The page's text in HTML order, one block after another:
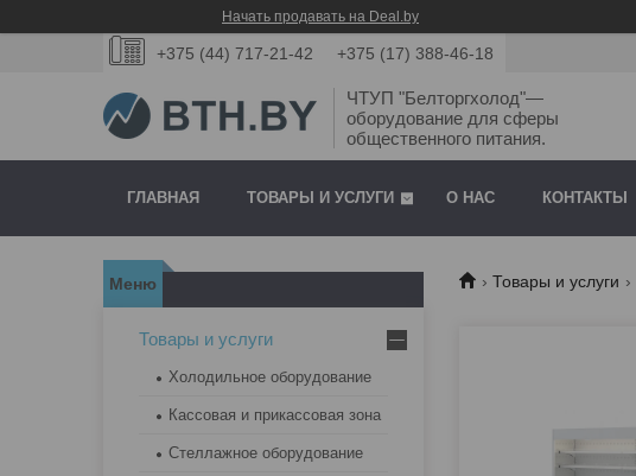
Начать продавать на Deal.by
+375 (44) 717-21-42 +375 (17) 388-46-18
ЧТУП "Белторгхолод"—
оборудование для сферы
общественного питания.
ГЛАВНАЯ ТОВАРЫ И УСЛУГИ О НАС КОНТАКТЫ
Товары и услуги
Товары и услуги
Холодильное оборудование
Кассовая и прикассовая зона
Стеллажное оборудование